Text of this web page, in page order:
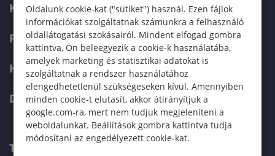
KÉPZÉSEK
FELVÉTELIZŐKNEK
HALLGATÓKNAK
DOKTORI ISKOLA
TELEFONKÖNYV
Oldalunk cookie-kat ("sütiket") használ. Ezen fájlok
információkat szolgáltatnak számunkra a felhasználó
oldallátogatási szokásairól. Mindent elfogad gombra
kattintva, Ön beleegyezik a cookie-k használatába,
amelyek marketing és statisztikai adatokat is
szolgáltatnak a rendszer használatához
elengedhetetlenül szükségeseken kívül. Amennyiben
minden cookie-t elutasít, akkor átirányítjuk a
google.com-ra, mert nem tudjuk megjeleníteni a
weboldalunkat. Beállítások gombra kattintva tudja
módosítani az engedélyezett cookie-kat.